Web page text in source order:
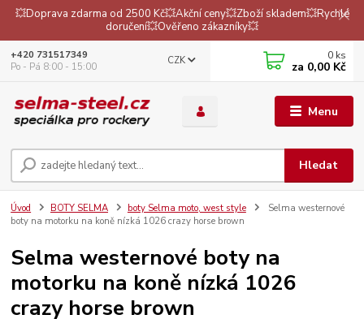
💥Doprava zdarma od 2500 Kč💥Akční ceny💥Zboží skladem💥Rychlé
doručení💥Ověřeno zákazníky💥
Menu
CZK
Hledat
+420 731517349
Po - Pá 8:00 - 15:00
0 ks
za 0,00 Kč
Úvod BOTY SELMA boty Selma moto, west style
Selma westernové
boty na motorku na koně nízká 1026 crazy horse brown
Selma westernové boty na
motorku na koně nízká 1026
crazy horse brown